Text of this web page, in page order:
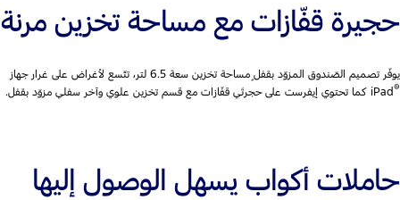
حجيرة قفّازات مع مساحة تخزين مرنة
يوفّر تصميم الصّندوق المزوّد بقفلٍ مساحة تخزين سعة 6.5 لتر، تتّسع لأغراض على غرار جهاز
®iPad كما تحتوي إيفرست على حجرتَي قفّازات مع قسم تخزين علوي وآخر سفلي مزوّد بقفل.
حاملات أكواب يسهل الوصول إليها